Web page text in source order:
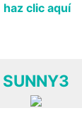
haz clic aquí
SUNNY3